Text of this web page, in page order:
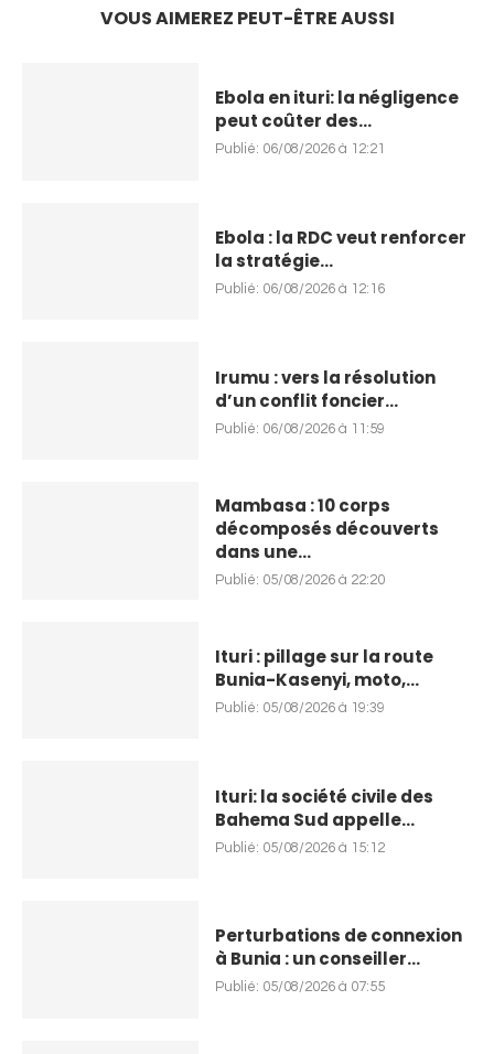
VOUS AIMEREZ PEUT-ÊTRE AUSSI
Ebola en ituri: la négligence
peut coûter des...
Publié: 06/08/2026 à 12:21
Ebola : la RDC veut renforcer
la stratégie...
Publié: 06/08/2026 à 12:16
Irumu : vers la résolution
d’un conflit foncier...
Publié: 06/08/2026 à 11:59
Mambasa : 10 corps
décomposés découverts
dans une...
Publié: 05/08/2026 à 22:20
Ituri : pillage sur la route
Bunia-Kasenyi, moto,...
Publié: 05/08/2026 à 19:39
Ituri: la société civile des
Bahema Sud appelle...
Publié: 05/08/2026 à 15:12
Perturbations de connexion
à Bunia : un conseiller...
Publié: 05/08/2026 à 07:55